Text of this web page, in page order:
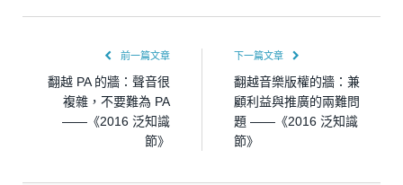
前一篇文章
翻越 PA 的牆：聲音很
複雜，不要難為 PA
——《2016 泛知識
節》
下一篇文章
翻越音樂版權的牆：兼
顧利益與推廣的兩難問
題 ——《2016 泛知識
節》